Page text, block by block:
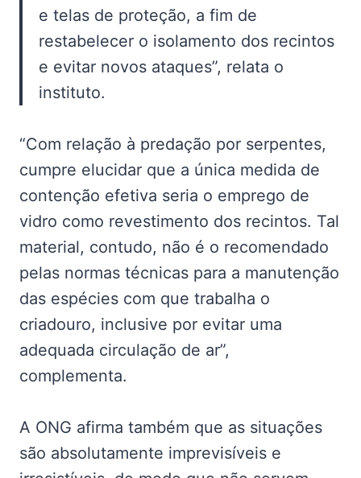
e telas de proteção, a fim de
restabelecer o isolamento dos recintos
e evitar novos ataques”, relata o
instituto.
“Com relação à predação por serpentes,
cumpre elucidar que a única medida de
contenção efetiva seria o emprego de
vidro como revestimento dos recintos. Tal
material, contudo, não é o recomendado
pelas normas técnicas para a manutenção
das espécies com que trabalha o
criadouro, inclusive por evitar uma
adequada circulação de ar”,
complementa.
A ONG afirma também que as situações
são absolutamente imprevisíveis e